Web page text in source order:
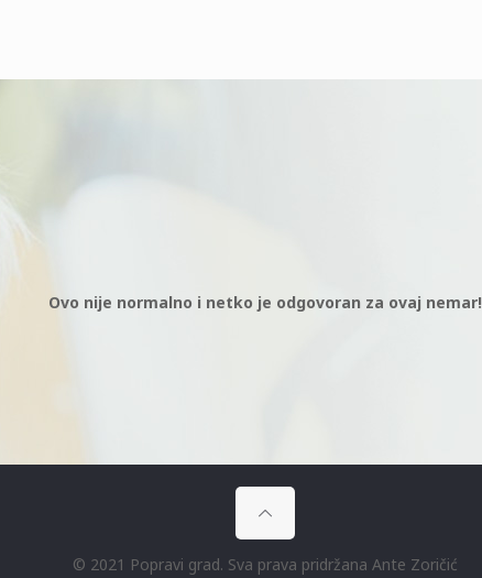
Ovo nije normalno i netko je odgovoran za ovaj nemar!
© 2021 Popravi grad. Sva prava pridržana Ante Zoričić